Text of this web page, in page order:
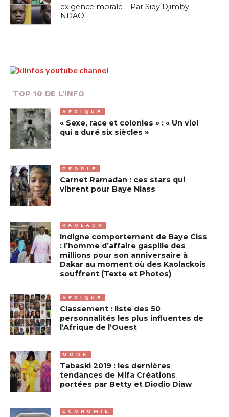
exigence morale – Par Sidy Djimby
NDAO
TOP 10 DE L'INFO
AFRIQUE
« Sexe, race et colonies » : « Un viol
qui a duré six siècles »
PEOPLE
Carnet Ramadan : ces stars qui
vibrent pour Baye Niass
KAOLACK
Indigne comportement de Baye Ciss
: l’homme d’affaire gaspille des
millions pour son anniversaire à
Dakar au moment où des Kaolackois
souffrent (Texte et Photos)
AFRIQUE
Classement : liste des 50
personnalités les plus influentes de
l’Afrique de l’Ouest
MODE
Tabaski 2019 : les dernières
tendances de Mifa Créations
portées par Betty et Diodio Diaw
ECONOMIE